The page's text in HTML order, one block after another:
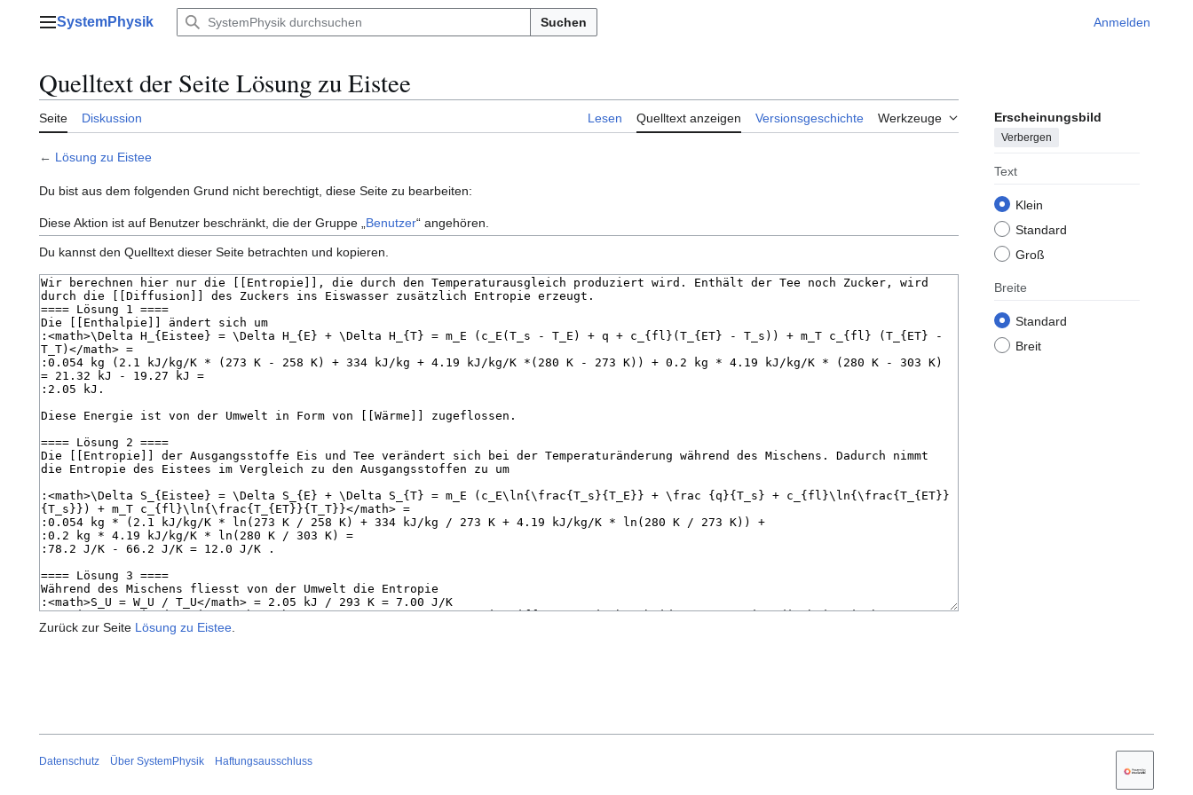
Hauptmenü
SystemPhysik Suchen Anmelden
Quelltext der Seite Lösung zu Eistee
Seite Diskussion Lesen Quelltext anzeigen Versionsgeschichte Werkzeuge Erscheinungsbild
Verbergen
Text
Klein
Standard
Groß
Breite
Standard
Breit
← Lösung zu Eistee
Du bist aus dem folgenden Grund nicht berechtigt, diese Seite zu bearbeiten:
Diese Aktion ist auf Benutzer beschränkt, die der Gruppe „ Benutzer“ angehören.
Du kannst den Quelltext dieser Seite betrachten und kopieren.
Zurück zur Seite Lösung zu Eistee
Datenschutz Über SystemPhysik Haftungsausschluss